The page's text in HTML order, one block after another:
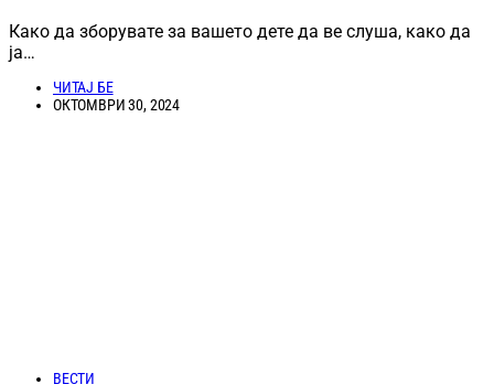
Како да зборувате за вашето дете да ве слуша, како да
ја…
ЧИТАЈ БЕ
ОКТОМВРИ 30, 2024
ВЕСТИ